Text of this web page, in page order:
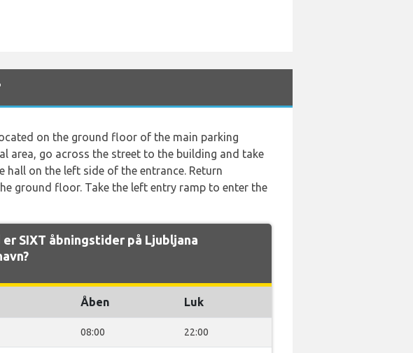
on the ground floor of the main parking
area, go across the street to the building and take
on the left side of the entrance. Return
ground floor. Take the left entry ramp to enter the
er SIXT åbningstider på Ljubljana
Åben Luk
08:00 22:00